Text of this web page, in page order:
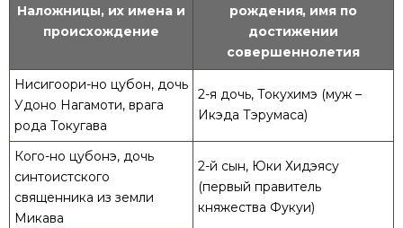
Наложницы, их имена и
происхождение
рождения, имя по
достижении
совершеннолетия
Нисигоори-но цубон, дочь
Удоно Нагамоти, врага
рода Токугава
2-я дочь, Токухимэ (муж –
Икэда Тэрумаса)
Кого-но цубонэ, дочь
синтоистского
священника из земли
Микава
2-й сын, Юки Хидэясу
(первый правитель
княжества Фукуи)